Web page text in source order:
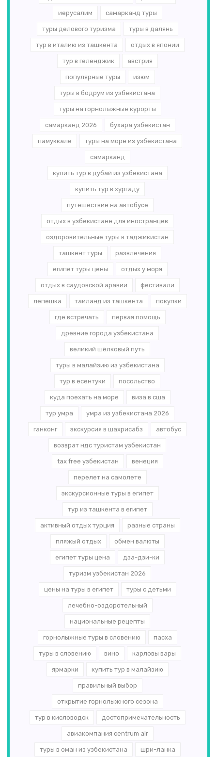
иерусалим самарканд туры
туры делового туризма туры в далянь
тур в италию из ташкента отдых в японии
тур в геленджик австрия
популярные туры изюм
туры в бодрум из узбекистана
туры на горнолыжные курорты
самарканд 2026 бухара узбекистан
памуккале туры на море из узбекистана
самарканд
купить тур в дубай из узбекистана
купить тур в хургаду
путешествие на автобусе
отдых в узбекистане для иностранцев
оздоровительные туры в таджикистан
ташкент туры развлечения
египет туры цены отдых у моря
отдых в саудовской аравии фестивали
лепешка таиланд из ташкента покупки
где встречать первая помощь
древние города узбекистана
великий шёлковый путь
туры в малайзию из узбекистана
тур в есентуки посольство
куда поехать на море виза в сша
тур умра умра из узбекистана 2026
ганконг экскурсия в шахрисабз автобус
возврат ндс туристам узбекистан
tax free узбекистан венеция
перелет на самолете
экскурсионные туры в египет
тур из ташкента в египет
активный отдых турция разные страны
пляжый отдых обмен валюты
египет туры цена дза-дзи-ки
туризм узбекистан 2026
цены на туры в египет туры с детьми
лечебно-оздоротельный
национальные рецепты
горнолыжные туры в словению пасха
туры в словению вино карловы вары
ярмарки купить тур в малайзию
правильный выбор
открытие горнолыжного сезона
тур в кисловодск достопримечательность
авиакомпания centrum air
туры в оман из узбекистана шри-ланка